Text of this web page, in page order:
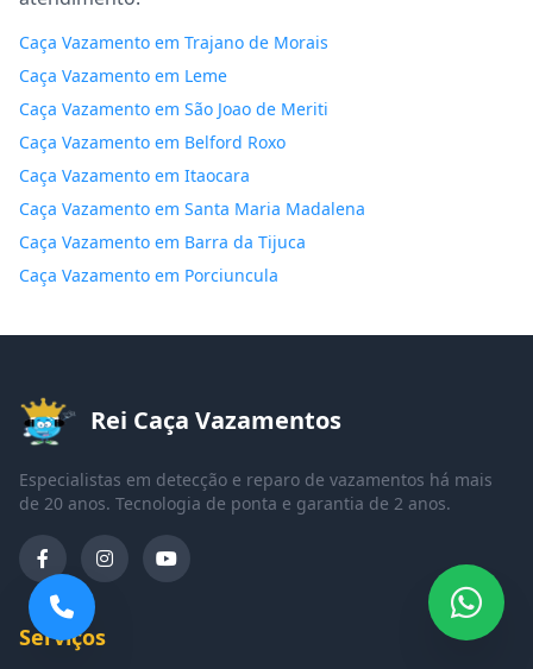
Caça Vazamento em Trajano de Morais
Caça Vazamento em Leme
Caça Vazamento em São Joao de Meriti
Caça Vazamento em Belford Roxo
Caça Vazamento em Itaocara
Caça Vazamento em Santa Maria Madalena
Caça Vazamento em Barra da Tijuca
Caça Vazamento em Porciuncula
Rei Caça Vazamentos
Especialistas em detecção e reparo de vazamentos há mais
de 20 anos. Tecnologia de ponta e garantia de 2 anos.
Serviços